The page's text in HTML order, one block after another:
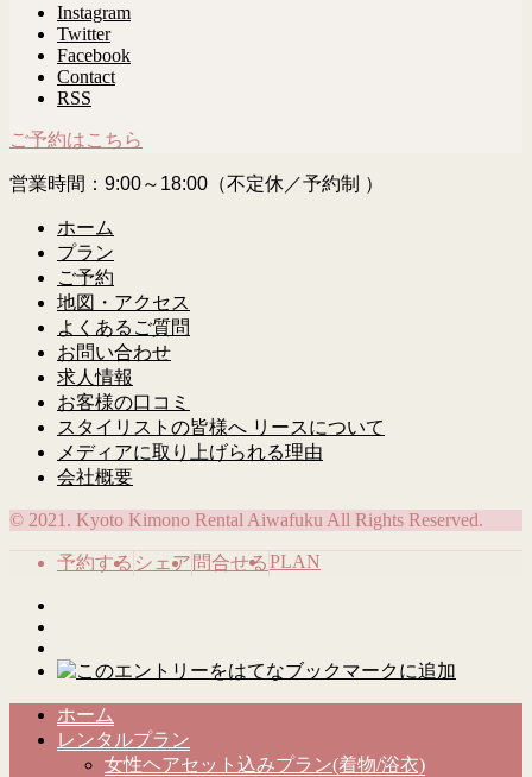
Instagram
Twitter
Facebook
Contact
RSS
ご予約はこちら
営業時間：9:00～18:00（不定休／予約制 ）
ホーム
プラン
ご予約
地図・アクセス
よくあるご質問
お問い合わせ
求人情報
お客様の口コミ
スタイリストの皆様へ リースについて
メディアに取り上げられる理由
会社概要
© 2021. Kyoto Kimono Rental Aiwafuku All Rights Reserved.
予約する シェア 問合せるPLAN
ホーム
レンタルプラン
女性ヘアセット込みプラン(着物/浴衣)